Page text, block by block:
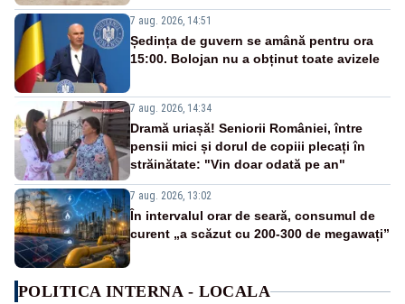
7 aug. 2026, 14:51
Ședința de guvern se amână pentru ora
15:00. Bolojan nu a obținut toate avizele
7 aug. 2026, 14:34
Dramă uriașă! Seniorii României, între
pensii mici și dorul de copiii plecați în
străinătate: "Vin doar odată pe an"
7 aug. 2026, 13:02
În intervalul orar de seară, consumul de
curent „a scăzut cu 200-300 de megawați”
POLITICA INTERNA - LOCALA